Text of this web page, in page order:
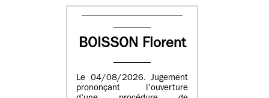
BOISSON Florent
Le 04/08/2026. Jugement
prononçant l’ouverture